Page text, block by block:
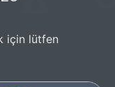
için lütfen